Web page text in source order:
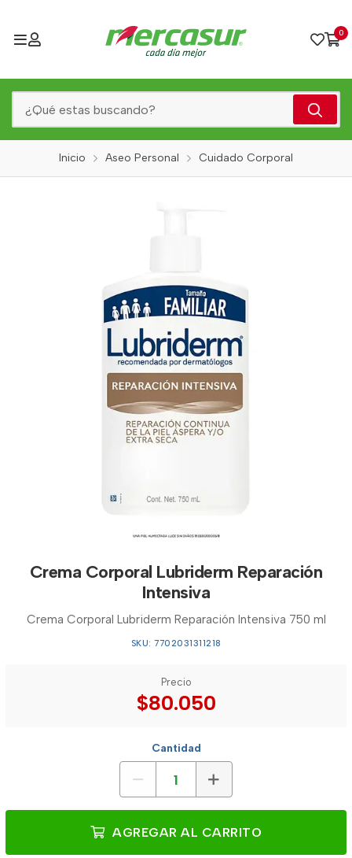
0
Inicio Aseo Personal Cuidado Corporal
Crema Corporal Lubriderm Reparación
Intensiva
Crema Corporal Lubriderm Reparación Intensiva 750 ml
SKU: 7702031311218
Precio
$80.050
Cantidad
AGREGAR AL CARRITO